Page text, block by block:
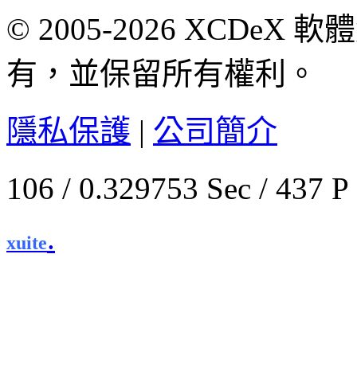
© 2005-2026 XCDeX 軟
有，並保留所有權利。
隱私保護 | 公司簡介
106 / 0.329753 Sec / 437
xuite.